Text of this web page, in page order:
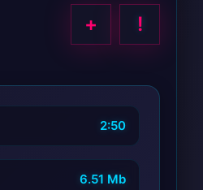
+ !
2:50
6.51 Mb